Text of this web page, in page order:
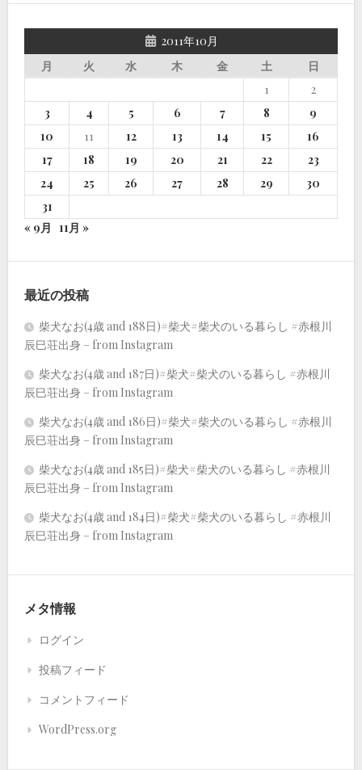
2011年10月
月
火 水 木 金 土
日
1
2
3
4 5 6 7 8
9
10
11 12 13 14 15
16
17
18 19 20 21 22
23
24
25 26 27 28 29
30
31
« 9月 11月 »
最近の投稿
柴犬なお(4歳 and 188日)#柴犬#柴犬のいる暮らし #赤根川
辰巳荘出身 – from Instagram
柴犬なお(4歳 and 187日)#柴犬#柴犬のいる暮らし #赤根川
辰巳荘出身 – from Instagram
柴犬なお(4歳 and 186日)#柴犬#柴犬のいる暮らし #赤根川
辰巳荘出身 – from Instagram
柴犬なお(4歳 and 185日)#柴犬#柴犬のいる暮らし #赤根川
辰巳荘出身 – from Instagram
柴犬なお(4歳 and 184日)#柴犬#柴犬のいる暮らし #赤根川
辰巳荘出身 – from Instagram
メタ情報
ログイン
投稿フィード
コメントフィード
WordPress.org